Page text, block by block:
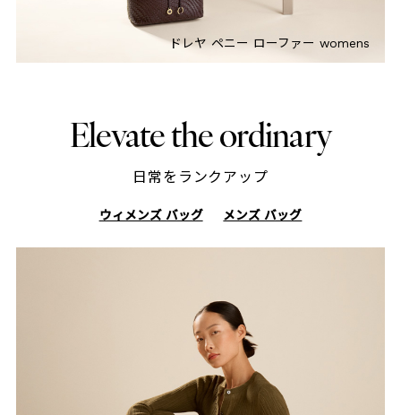
ドレヤ ペニー ローファー womens
Elevate the ordinary
日常をランクアップ
ウィメンズ バッグ メンズ バッグ